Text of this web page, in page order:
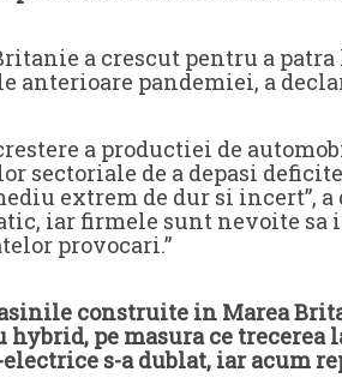
a crescut pentru a
anterioare pandemiei, a
a productiei de
sectoriale de a depasi
extrem de dur si incert”,
iar firmele sunt nevoite
provocari.”
construite in Marea
pe masura ce trecerea
s-a dublat, iar acum